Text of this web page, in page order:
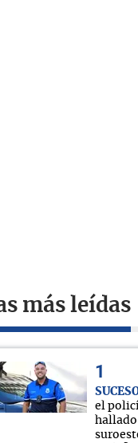
más leídas
el
hallado